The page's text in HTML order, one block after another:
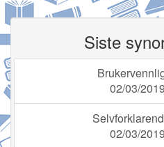
Siste
02/03/
02/03/